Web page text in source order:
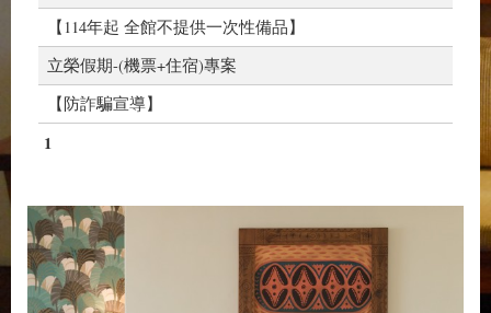
【114年起 全館不提供一次性備品】
立榮假期-(機票+住宿)專案
【防詐騙宣導】
1